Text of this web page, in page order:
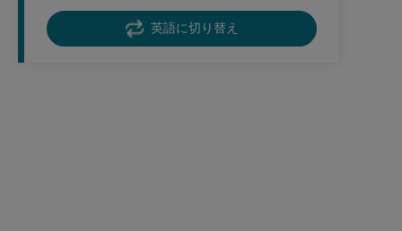
英語に切り替え